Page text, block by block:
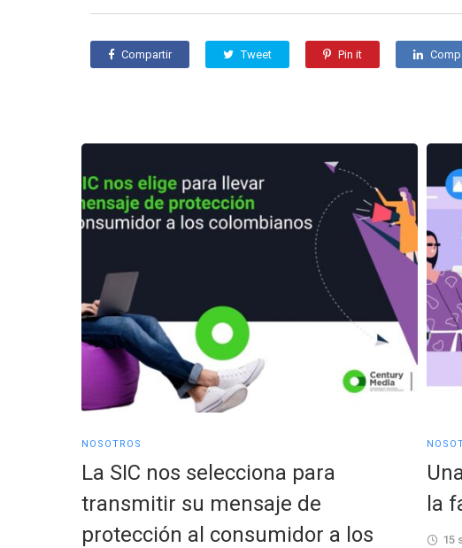
Compartir Tweet Pin it
NOSOTROS
La SIC nos selecciona para
transmitir su mensaje de
protección al consumidor a los
la
15